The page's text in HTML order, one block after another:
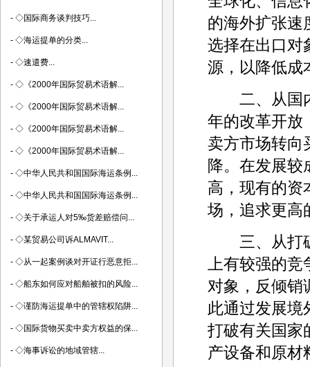
的海外扩张速
选择在出口对
源，以降低成
二、从国内
年的改革开放
卖方市场转向
降。在发展较
高，现有的资
场，追求更高
三、从打破
上有较强的
对象，反倾销
此通过发展境
打破有关国家
产设备和原材
- ◇国际商务谈判技巧...
- ◇海运提单的分类...
- ◇速遣费...
- ◇《2000年国际贸易术语解...
- ◇《2000年国际贸易术语解...
- ◇《2000年国际贸易术语解...
- ◇《2000年国际贸易术语解...
- ◇中华人民共和国国际海运条例...
- ◇中华人民共和国国际海运条例...
- ◇关于承运人对5‰货差赔偿问...
- ◇某贸易公司诉ALMAVIT...
- ◇从一起案例谈对开证行恶意拒...
- ◇船东如何应对船舶被扣的风险...
- ◇谨防海运提单中的管辖权陷阱...
- ◇国际货物买卖中卖方权益的保...
- ◇海事诉讼的地域管辖...